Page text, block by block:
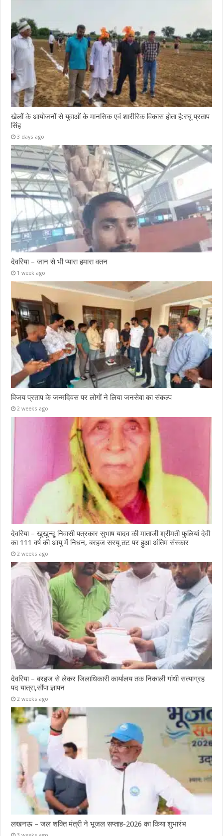
खेलों के आयोजनों से युवाओं के मानसिक एवं शारीरिक विकास होता है:रघू प्रताप
सिंह
3 days ago
देवरिया – जान से भी प्यारा हमारा वतन
1 week ago
विजय प्रताप के जन्मदिवस पर लोगों ने लिया जनसेवा का संकल्प
2 weeks ago
देवरिया – खुखुन्दू निवासी पत्रकार सुभाष यादव की माताजी श्रीमती फुलियां देवी
का 111 वर्ष की आयु में निधन, बरहज सरयू तट पर हुआ अंतिम संस्कार
2 weeks ago
देवरिया – बरहज से लेकर जिलाधिकारी कार्यालय तक निकाली गांधी सत्याग्रह
पद यात्रा,सौंपा ज्ञापन
2 weeks ago
लखनऊ – जल शक्ति मंत्री ने भूजल सप्ताह-2026 का किया शुभारंभ